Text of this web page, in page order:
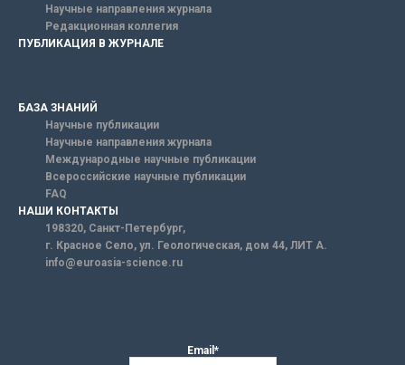
Научные направления журнала
Редакционная коллегия
ПУБЛИКАЦИЯ В ЖУРНАЛЕ
БАЗА ЗНАНИЙ
Научные публикации
Научные направления журнала
Международные научные публикации
Всероссийские научные публикации
FAQ
НАШИ КОНТАКТЫ
198320, Санкт-Петербург,
г. Красное Село, ул. Геологическая, дом 44, ЛИТ А.
info@euroasia-science.ru
Email*